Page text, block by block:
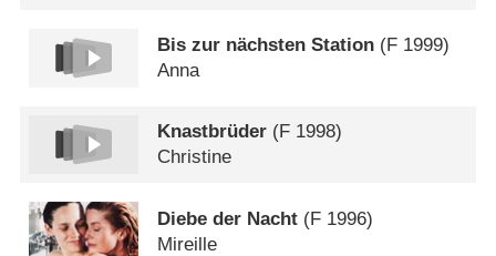
Bis zur nächsten Station (F 1999)
Anna
Knastbrüder (F 1998)
Christine
Diebe der Nacht (F 1996)
Mireille